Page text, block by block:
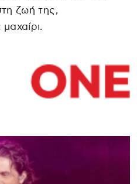
ζωή της,